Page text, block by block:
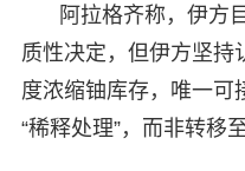
阿拉格齐称，伊方
质性决定，但伊方坚持
度浓缩铀库存，唯一可
“稀释处理”，而非转移